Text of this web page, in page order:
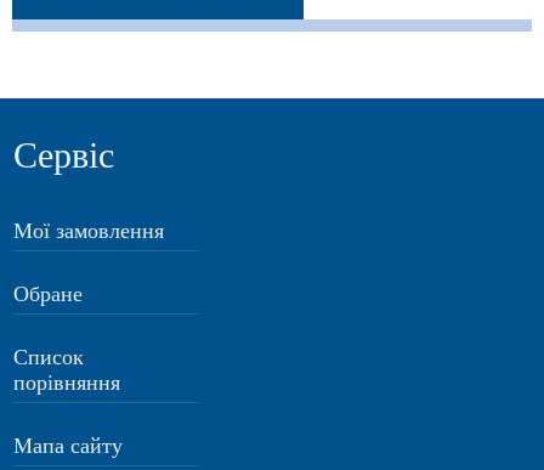
Сервіс
Мої замовлення
Обране
Список
порівняння
Мапа сайту